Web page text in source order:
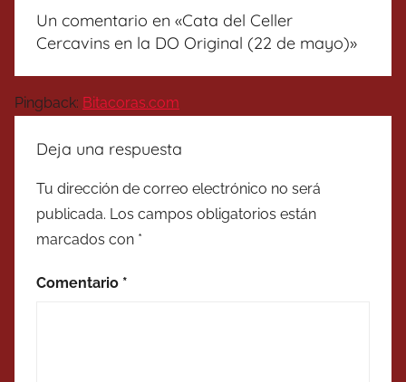
Un comentario en «Cata del Celler
Cercavins en la DO Original (22 de mayo)»
Pingback: Bitacoras.com
Deja una respuesta
Tu dirección de correo electrónico no será
publicada. Los campos obligatorios están
marcados con *
Comentario *